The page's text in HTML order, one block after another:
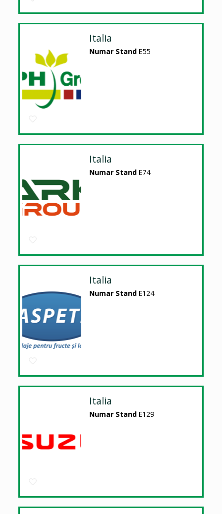
Italia
Numar Stand E55
Italia
Numar Stand E74
Italia
Numar Stand E124
Italia
Numar Stand E129